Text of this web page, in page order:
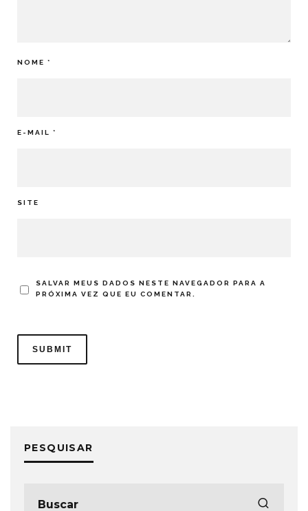
NOME *
E-MAIL *
SITE
SALVAR MEUS DADOS NESTE NAVEGADOR PARA A
PRÓXIMA VEZ QUE EU COMENTAR.
PESQUISAR